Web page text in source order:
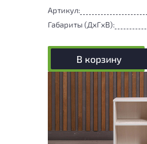
Артикул:
Габариты (ДxГxВ):
В корзину